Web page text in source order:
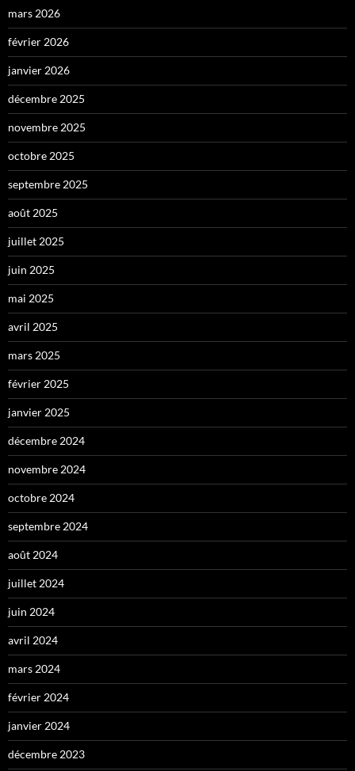
mars 2026
février 2026
janvier 2026
décembre 2025
novembre 2025
octobre 2025
septembre 2025
août 2025
juillet 2025
juin 2025
mai 2025
avril 2025
mars 2025
février 2025
janvier 2025
décembre 2024
novembre 2024
octobre 2024
septembre 2024
août 2024
juillet 2024
juin 2024
avril 2024
mars 2024
février 2024
janvier 2024
décembre 2023